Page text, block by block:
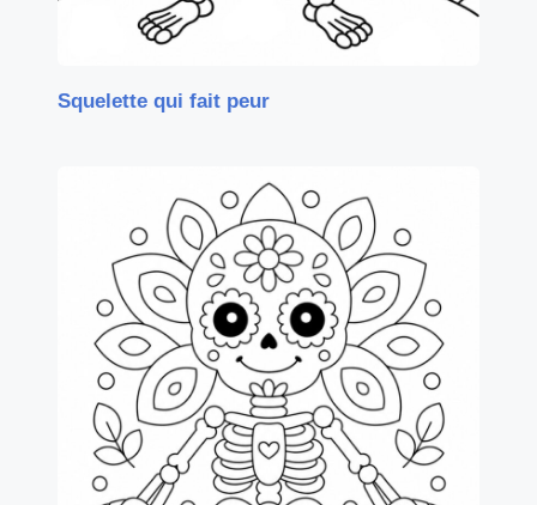
Squelette qui fait peur